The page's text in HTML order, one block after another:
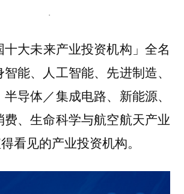
.
十大未来产业投资机构」 全名
能、人工智能、先进制造、
导体／集成电路、新能源、
费、生命科学与航空航天产业
看见的产业投资机构。